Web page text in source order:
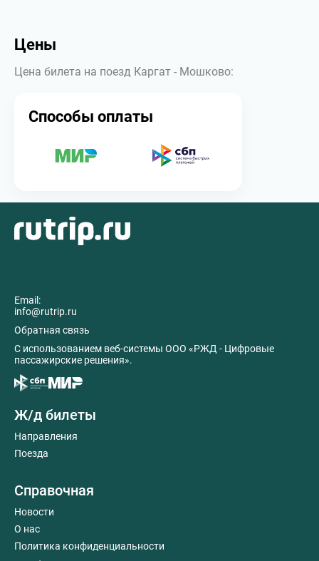
Цены
Цена билета на поезд Каргат - Мошково:
Способы оплаты
Email:
info@rutrip.ru
Обратная связь
C использованием веб-системы ООО «РЖД - Цифровые
пассажирские решения».
Ж/д билеты
Направления
Поезда
Справочная
Новости
О нас
Политика конфиденциальности